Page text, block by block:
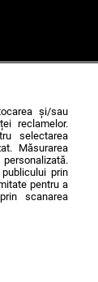
și/sau
reclamelor.
selectarea
Măsurarea
prin
pentru a
scanarea